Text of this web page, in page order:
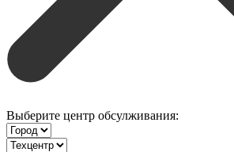
Выберите центр обсулживания: